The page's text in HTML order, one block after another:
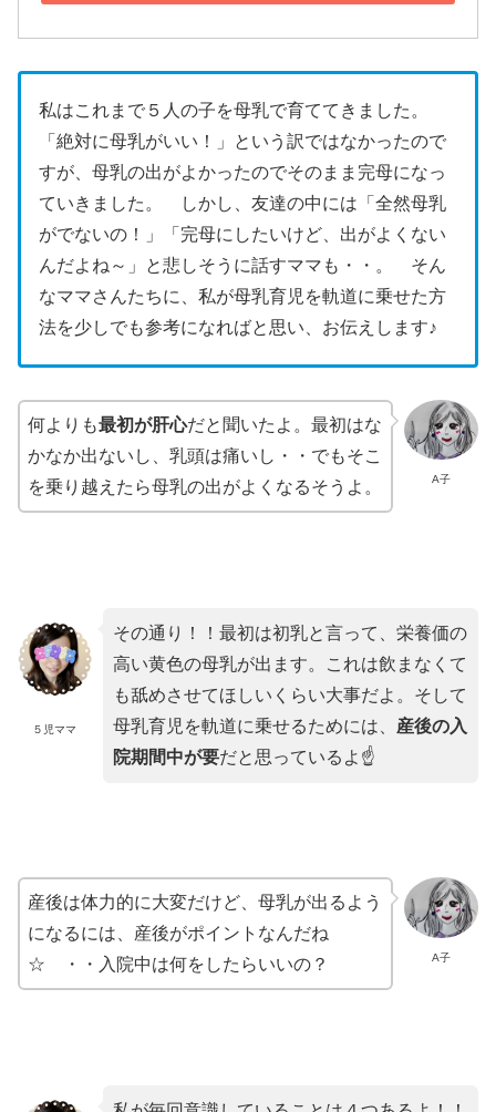
私はこれまで５人の子を母乳で育ててきました。
「絶対に母乳がいい！」という訳ではなかったので
すが、母乳の出がよかったのでそのまま完母になっ
ていきました。 しかし、友達の中には「全然母乳
がでないの！」「完母にしたいけど、出がよくない
んだよね～」と悲しそうに話すママも・・。 そん
なママさんたちに、私が母乳育児を軌道に乗せた方
法を少しでも参考になればと思い、お伝えします♪
A子
何よりも最初が肝心だと聞いたよ。最初はな
かなか出ないし、乳頭は痛いし・・でもそこ
を乗り越えたら母乳の出がよくなるそうよ。
５児ママ
その通り！！最初は初乳と言って、栄養価の
高い黄色の母乳が出ます。これは飲まなくて
も舐めさせてほしいくらい大事だよ。そして
母乳育児を軌道に乗せるためには、 産後の入
院期間中が要だと思っているよ☝
A子
産後は体力的に大変だけど、母乳が出るよう
になるには、産後がポイントなんだね
☆ ・・入院中は何をしたらいいの？